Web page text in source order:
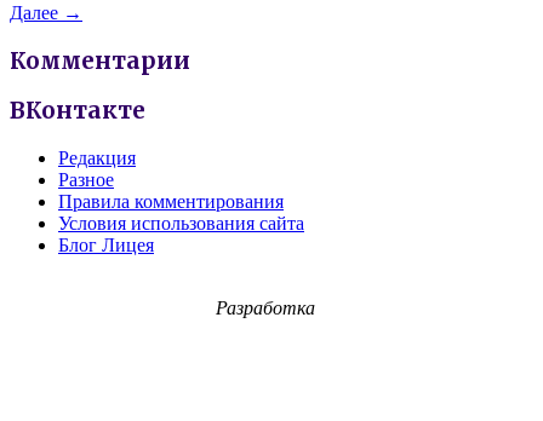
Далее →
Комментарии
ВКонтакте
Редакция
Разное
Правила комментирования
Условия использования сайта
Блог Лицея
Разработка